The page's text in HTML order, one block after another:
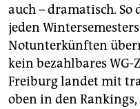
auch – dramatisch. So
jeden
Notunterkünften
kein bezahlbares
Freiburg landet mit
oben in den